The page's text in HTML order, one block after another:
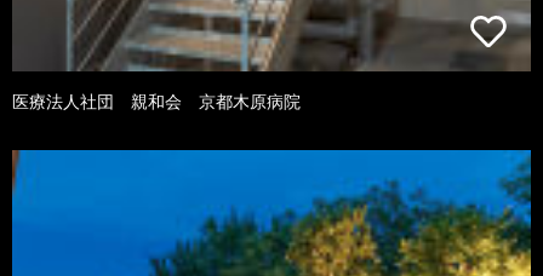
医療法人社団 親和会 京都木原病院